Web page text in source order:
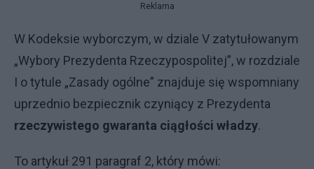
Reklama
W Kodeksie wyborczym, w dziale V zatytułowanym
„Wybory Prezydenta Rzeczypospolitej”, w rozdziale
I o tytule „Zasady ogólne” znajduje się wspomniany
uprzednio bezpiecznik czyniący z Prezydenta
rzeczywistego gwaranta ciągłości władzy.
To artykuł 291 paragraf 2, który mówi: